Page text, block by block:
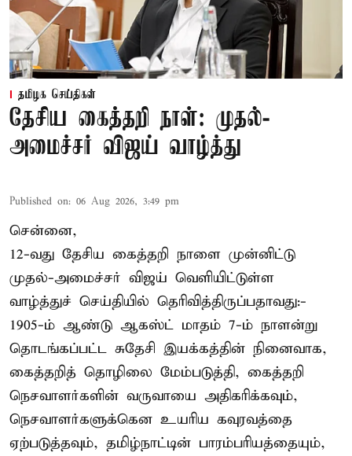
தமிழக செய்திகள்
தேசிய கைத்தறி நாள்: முதல்-
அமைச்சர் விஜய் வாழ்த்து
Published on: 06 Aug 2026, 3:49 pm
சென்னை,
12-வது தேசிய கைத்தறி நாளை முன்னிட்டு
முதல்-அமைச்சர் விஜய் வெளியிட்டுள்ள
வாழ்த்துச் செய்தியில் தெரிவித்திருப்பதாவது:-
1905-ம் ஆண்டு ஆகஸ்ட் மாதம் 7-ம் நாளன்று
தொடங்கப்பட்ட சுதேசி இயக்கத்தின் நினைவாக,
கைத்தறித் தொழிலை மேம்படுத்தி, கைத்தறி
நெசவாளர்களின் வருவாயை அதிகரிக்கவும்,
நெசவாளர்களுக்கென உயரிய கவுரவத்தை
ஏற்படுத்தவும், தமிழ்நாட்டின் பாரம்பரியத்தையும்,